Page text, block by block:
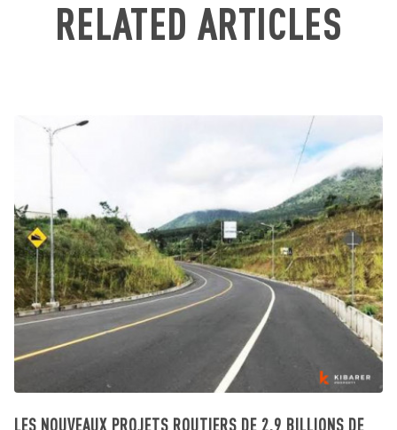
RELATED ARTICLES
LES NOUVEAUX PROJETS ROUTIERS DE 2,9 BILLIONS DE